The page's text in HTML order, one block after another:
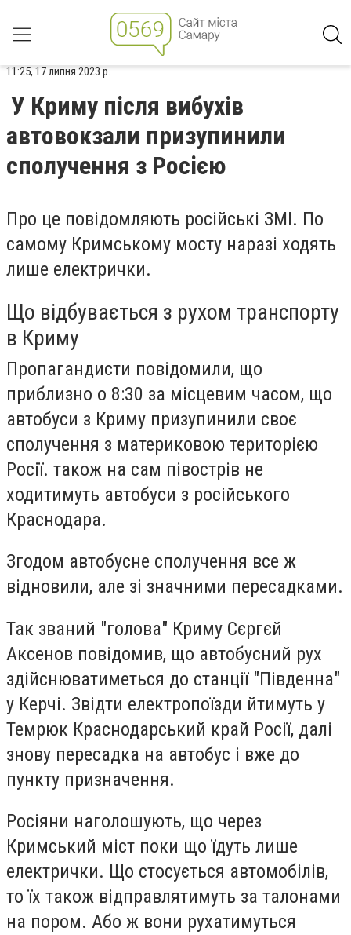
11:25, 17 липня 2023 р.
У Криму після вибухів
автовокзали призупинили
сполучення з Росією
Про це повідомляють російські ЗМІ. По
самому Кримському мосту наразі ходять
лише електрички.
Що відбувається з рухом транспорту
в Криму
Пропагандисти повідомили, що
приблизно о 8:30 за місцевим часом, що
автобуси з Криму призупинили своє
сполучення з материковою територією
Росії. також на сам півострів не
ходитимуть автобуси з російського
Краснодара.
Згодом автобусне сполучення все ж
відновили, але зі значними пересадками.
Так званий "голова" Криму Сєргєй
Аксенов повідомив, що автобусний рух
здійснюватиметься до станції "Південна"
у Керчі. Звідти електропоїзди йтимуть у
Темрюк Краснодарський край Росії, далі
знову пересадка на автобус і вже до
пункту призначення.
Росіяни наголошують, що через
Кримський міст поки що їдуть лише
електрички. Що стосується автомобілів,
то їх також відправлятимуть за талонами
на пором. Або ж вони рухатимуться